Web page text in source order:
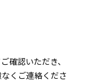
確認いただき、
くご連絡くださ